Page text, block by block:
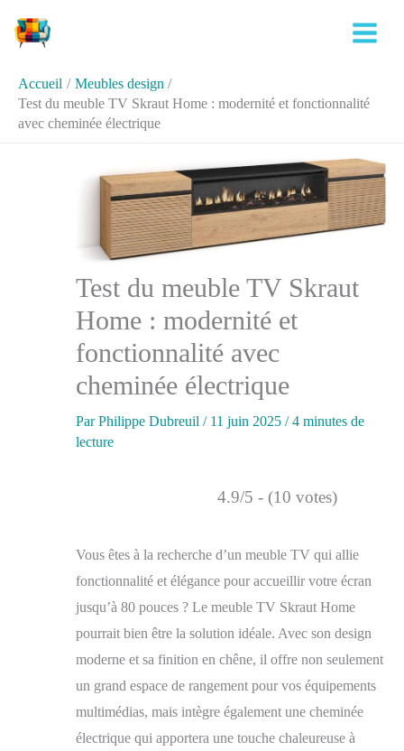
Accueil
Meubles design
Test du meuble TV Skraut Home : modernité et fonctionnalité
avec cheminée électrique
Test du meuble TV Skraut
Home : modernité et
fonctionnalité avec
cheminée électrique
ParPhilippe Dubreuil / 11 juin 2025 /4 minutes de
lecture
4.9/5 - (10 votes)
Vous êtes à la recherche d’un meuble TV qui allie
fonctionnalité et élégance pour accueillir votre écran
jusqu’à 80 pouces ? Le meuble TV Skraut Home
pourrait bien être la solution idéale. Avec son design
moderne et sa finition en chêne, il offre non seulement
un grand espace de rangement pour vos équipements
multimédias, mais intègre également une cheminée
électrique qui apportera une touche chaleureuse à